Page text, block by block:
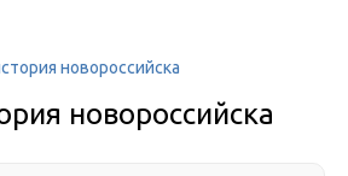
новороссийска
новороссийска